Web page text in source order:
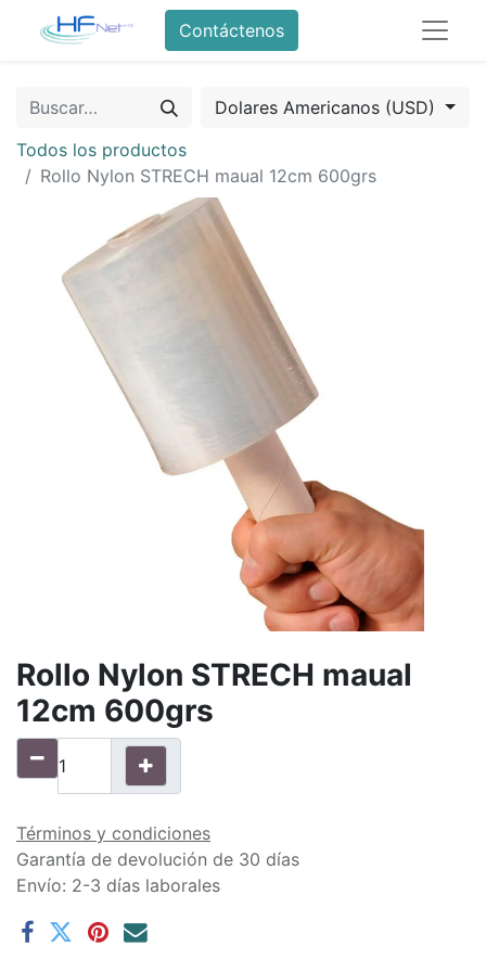
Contáctenos
Dolares Americanos (USD)
Todos los productos
Rollo Nylon STRECH maual 12cm 600grs
Rollo Nylon STRECH maual
12cm 600grs
Términos y condiciones
Garantía de devolución de 30 días
Envío: 2-3 días laborales